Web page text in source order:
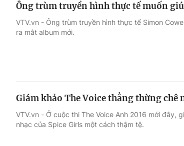
Ông trùm truyền hình thực tế muốn
VTV.vn - Ông trùm truyền hình thực tế Simon
ra mắt album mới.
Giám khảo The Voice thẳng thừng chê
VTV.vn - Ở cuộc thi The Voice Anh 2016 mới đây,
nhạc của Spice Girls một cách thậm tệ.